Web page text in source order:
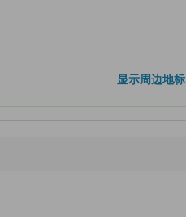
显示周边地标